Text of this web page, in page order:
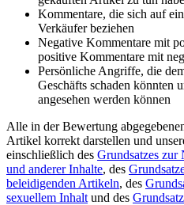
Kommentare, die sich auf
Verkäufer beziehen
Negative Kommentare mit
positive Kommentare mit
Persönliche Angriffe, die
Geschäfts schaden könnten
angesehen werden können
Alle in der Bewertung
Artikel korrekt darstellen und
einschließlich des Grundsatzes
und anderer Inhalte, des
beleidigenden Artikeln, des
sexuellem Inhalt und des